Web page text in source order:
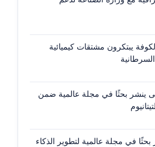
يبتكرون مشتقات كيميائية
ينشر بحثًا في مجلة عالمية ضمن
في مجلة عالمية لتطوير الذكاء